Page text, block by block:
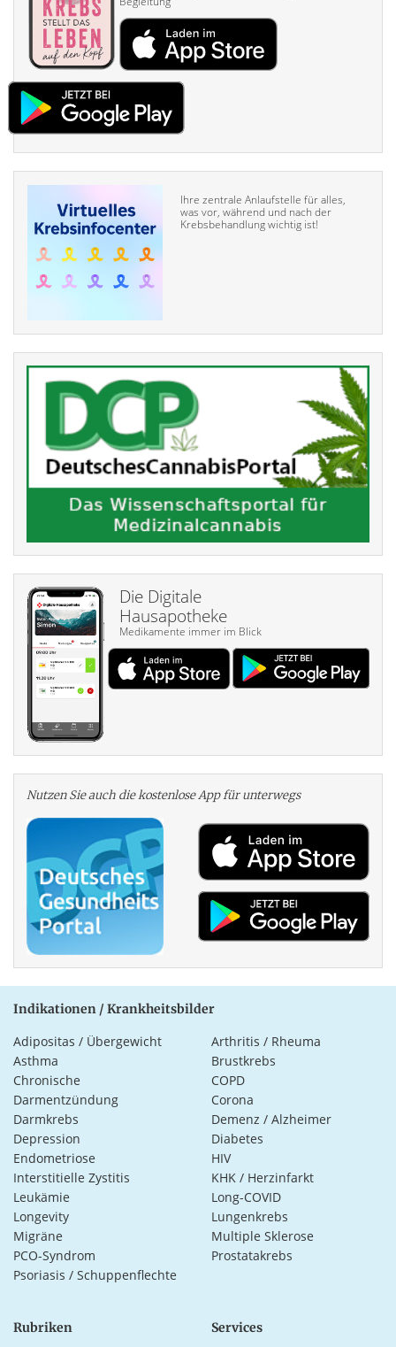
Ihre zentrale Anlaufstelle für alles,
was vor, während und nach der
Krebsbehandlung wichtig ist!
Die Digitale
Hausapotheke
Medikamente immer im Blick
Nutzen Sie auch die kosten­lose App für unterwegs
Indikationen / Krankheitsbilder
Adipositas / Übergewicht
Arthritis / Rheuma
Asthma
Brustkrebs
Chronische
Darmentzündung
COPD
Corona
Darmkrebs
Demenz / Alzheimer
Depression
Diabetes
Endometriose
HIV
Interstitielle Zystitis
KHK / Herzinfarkt
Leukämie
Long-COVID
Longevity
Lungenkrebs
Migräne
Multiple Sklerose
PCO-Syndrom
Prostatakrebs
Psoriasis / Schuppenflechte
Rubriken Services